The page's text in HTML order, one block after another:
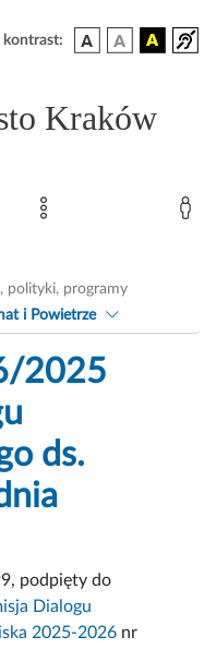
kontrast:
Kraków
polityki, programy
i Powietrze
2025
ds.
podpięty do
Dialogu
2025-2026 nr